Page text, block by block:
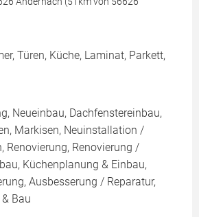
Türen, Küche, Laminat, Parkett,
Neueinbau, Dachfenstereinbau,
Markisen, Neuinstallation /
Renovierung, Renovierung /
Küchenplanung & Einbau,
Ausbesserung / Reparatur,
Bau